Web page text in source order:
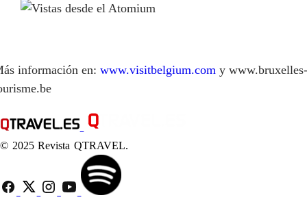
información en: www.visitbelgium.com y www.bruxelles-
© 2025 Revista QTRAVEL.